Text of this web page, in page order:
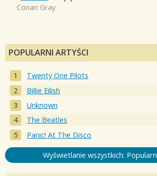
Conan Gray
POPULARNI ARTYŚCI
Twenty One Pilots
Billie Eilish
Unknown
The Beatles
Panic! At The Disco
Wyświetlanie wszystkich: